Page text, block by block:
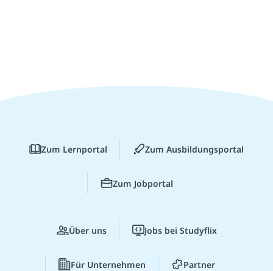
Zum Lernportal Zum Ausbildungsportal
Zum Jobportal
Über uns Jobs bei Studyflix
Für Unternehmen Partner